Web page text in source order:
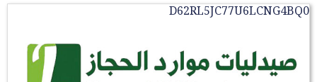
D62RL5JC77U6LCNG4BQ0